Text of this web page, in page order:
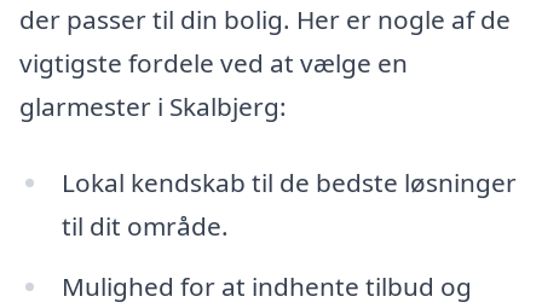
der passer til din bolig. Her er nogle af de
vigtigste fordele ved at vælge en
glarmester i Skalbjerg:
Lokal kendskab til de bedste løsninger
til dit område.
Mulighed for at indhente tilbud og